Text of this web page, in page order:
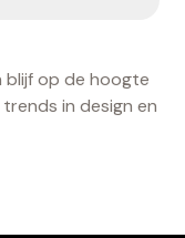
blijf op de hoogte
in design en